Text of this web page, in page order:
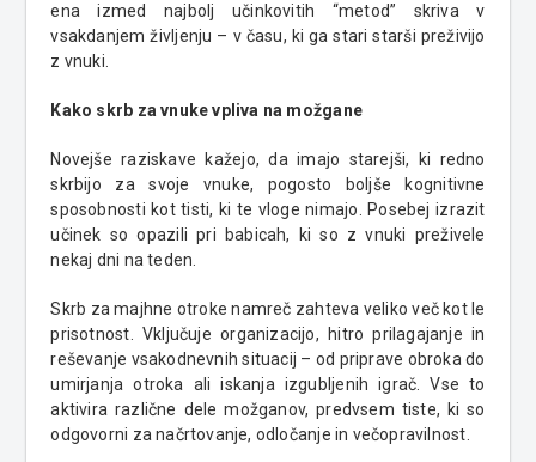
ena izmed najbolj učinkovitih “metod” skriva v
vsakdanjem življenju – v času, ki ga stari starši preživijo
z vnuki.
Kako skrb za vnuke vpliva na možgane
Novejše raziskave kažejo, da imajo starejši, ki redno
skrbijo za svoje vnuke, pogosto boljše kognitivne
sposobnosti kot tisti, ki te vloge nimajo. Posebej izrazit
učinek so opazili pri babicah, ki so z vnuki preživele
nekaj dni na teden.
Skrb za majhne otroke namreč zahteva veliko več kot le
prisotnost. Vključuje organizacijo, hitro prilagajanje in
reševanje vsakodnevnih situacij – od priprave obroka do
umirjanja otroka ali iskanja izgubljenih igrač. Vse to
aktivira različne dele možganov, predvsem tiste, ki so
odgovorni za načrtovanje, odločanje in večopravilnost.